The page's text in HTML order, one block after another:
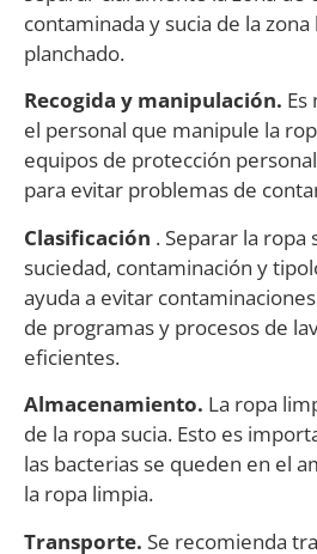
contaminada y sucia de la
planchado.
Recogida y manipulación.
el personal que manipule la
equipos de protección
para evitar problemas de
Clasificación . Separar la ropa
suciedad, contaminación y
ayuda a evitar
de programas y procesos de
eficientes.
Almacenamiento. La ropa
de la ropa sucia. Esto es
las bacterias se queden en el
la ropa limpia.
Transporte. Se recomienda